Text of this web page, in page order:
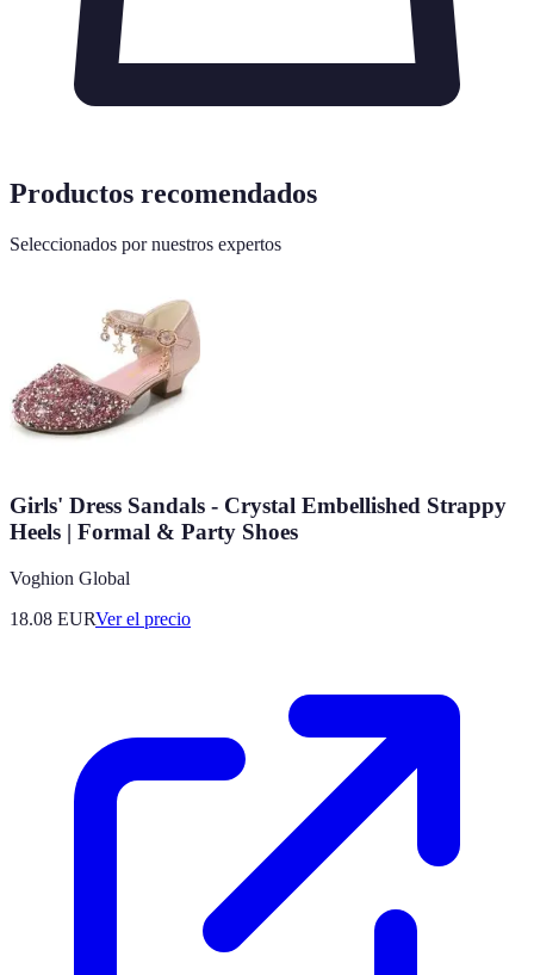
Productos recomendados
Seleccionados por nuestros expertos
Girls' Dress Sandals - Crystal Embellished Strappy
Heels | Formal & Party Shoes
Voghion Global
18.08 EURVer el precio